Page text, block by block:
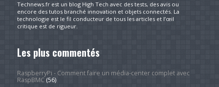
Technews.fr est un blog High Tech avec des tests, des avis ou
encore des tutos branché innovation et objets connectés. La
technologie est le fil conducteur de tous les articles et l’œil
critique est de rigueur.
Les plus commentés
RaspberryPi - Comment faire un média-center complet avec
RaspBMC(56)